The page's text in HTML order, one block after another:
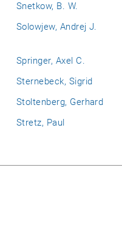
Snetkow, B. W.
Solowjew, Andrej J.
Springer, Axel C.
Sternebeck, Sigrid
Stoltenberg, Gerhard
Stretz, Paul